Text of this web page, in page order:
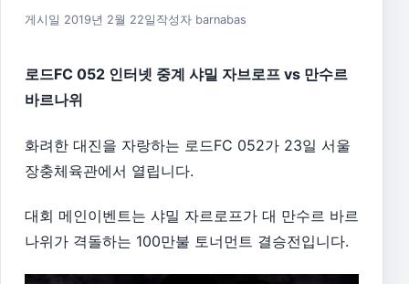
게시일 2019년 2월 22일 2019년 4월 12일
작성자 barnabas
로드FC 052 인터넷 중계 샤밀 자브로프 vs 만수르
바르나위
화려한 대진을 자랑하는 로드FC 052가 23일 서울
장충체육관에서 열립니다.
대회 메인이벤트는 샤밀 자르로프가 대 만수르 바르
나위가 격돌하는 100만불 토너먼트 결승전입니다.